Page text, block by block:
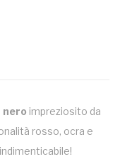
nero impreziosito da
rosso, ocra e